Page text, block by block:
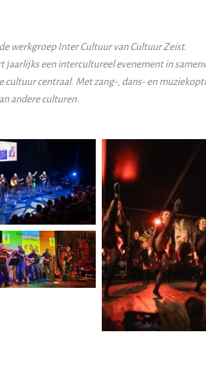
werkgroep Inter Cultuur van Cultuur Zeist.
jaarlijks een intercultureel evenement in
cultuur centraal. Met zang-, dans- en
andere culturen.